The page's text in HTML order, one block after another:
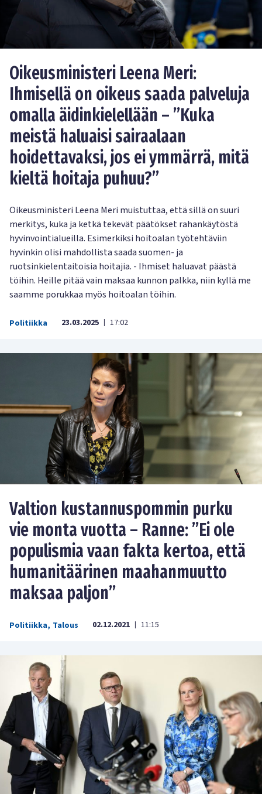
Oikeusministeri Leena Meri:
Ihmisellä on oikeus saada palveluja
omalla äidinkielellään – ”Kuka
meistä haluaisi sairaalaan
hoidettavaksi, jos ei ymmärrä, mitä
kieltä hoitaja puhuu?”
Oikeusministeri Leena Meri muistuttaa, että sillä on suuri
merkitys, kuka ja ketkä tekevät päätökset rahankäytöstä
hyvinvointialueilla. Esimerkiksi hoitoalan työtehtäviin
hyvinkin olisi mahdollista saada suomen- ja
ruotsinkielentaitoisia hoitajia. - Ihmiset haluavat päästä
töihin. Heille pitää vain maksaa kunnon palkka, niin kyllä me
saamme porukkaa myös hoitoalan töihin.
Politiikka 23.03.2025 | 17:02
Valtion kustannuspommin purku
vie monta vuotta – Ranne: ”Ei ole
populismia vaan fakta kertoa, että
humanitäärinen maahanmuutto
maksaa paljon”
Politiikka, Talous 02.12.2021 | 11:15